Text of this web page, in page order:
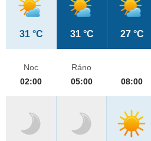
31 °C 31 °C 27 °C
Noc
02:00
Ráno
05:00
08:00